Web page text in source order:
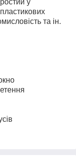
у
пластикових
та ін.